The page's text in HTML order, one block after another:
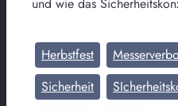
Herbstfest
Sicherheit